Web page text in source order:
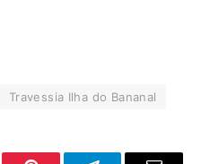
Travessia Ilha do Bananal